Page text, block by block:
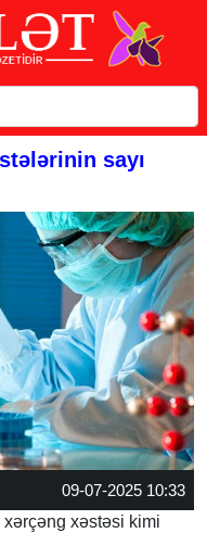
sayı
09-07-2025 10:33
xəstəsi kimi